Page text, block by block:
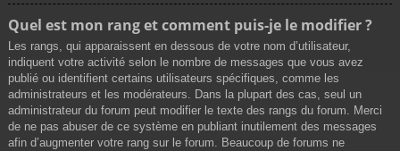
Quel est mon rang et comment puis-je le modifier ?
Les rangs, qui apparaissent en dessous de votre nom d’utilisateur,
indiquent votre activité selon le nombre de messages que vous avez
publié ou identifient certains utilisateurs spécifiques, comme les
administrateurs et les modérateurs. Dans la plupart des cas, seul un
administrateur du forum peut modifier le texte des rangs du forum. Merci
de ne pas abuser de ce système en publiant inutilement des messages
afin d’augmenter votre rang sur le forum. Beaucoup de forums ne